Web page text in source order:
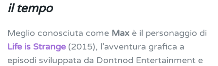
il tempo
Meglio conosciuta come Max è il personaggio di
Life is Strange (2015), l’avventura grafica a
episodi sviluppata da Dontnod Entertainment e